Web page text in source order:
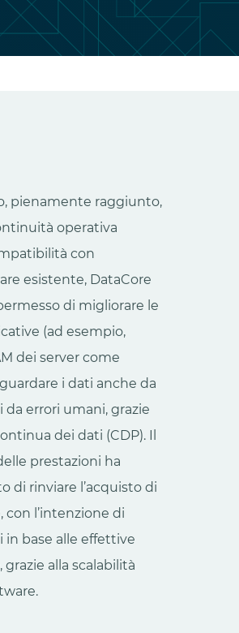
pienamente raggiunto,
operativa
con
esistente, DataCore
di migliorare le
(ad esempio,
dei server come
i dati anche da
errori umani, grazie
dei dati (CDP). Il
prestazioni ha
di rinviare l’acquisto di
con l’intenzione di
base alle effettive
alla scalabilità